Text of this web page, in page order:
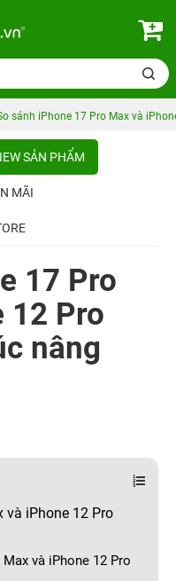
sánh iPhone 17 Pro Max và
SẢN PHẨM
MÃI
17 Pro
12 Pro
nâng
và iPhone 12 Pro
và iPhone 12 Pro